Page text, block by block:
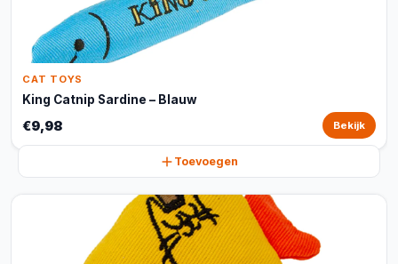
CAT TOYS
King Catnip Sardine – Blauw
€9,98 Bekijk
Toevoegen